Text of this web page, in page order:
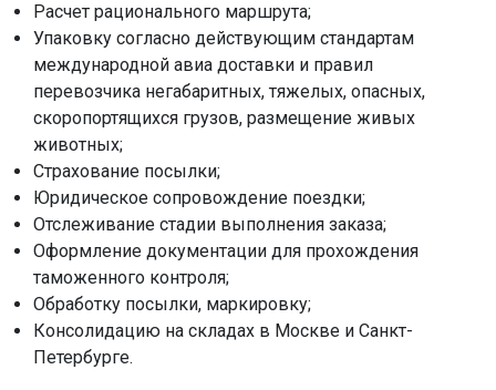
Расчет рационального маршрута;
Упаковку согласно действующим стандартам
международной авиа доставки и правил
перевозчика негабаритных, тяжелых, опасных,
скоропортящихся грузов, размещение живых
животных;
Страхование посылки;
Юридическое сопровождение поездки;
Отслеживание стадии выполнения заказа;
Оформление документации для прохождения
таможенного контроля;
Обработку посылки, маркировку;
Консолидацию на складах в Москве и Санкт-
Петербурге.